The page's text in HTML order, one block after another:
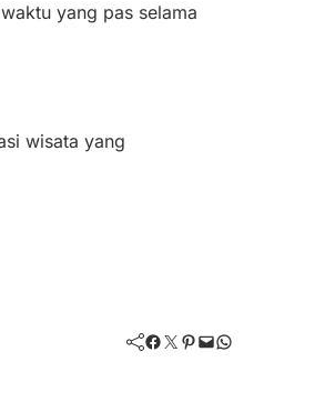
yang pas selama
wisata yang
Facebook Twitter Pinterest Mail WhatsApp